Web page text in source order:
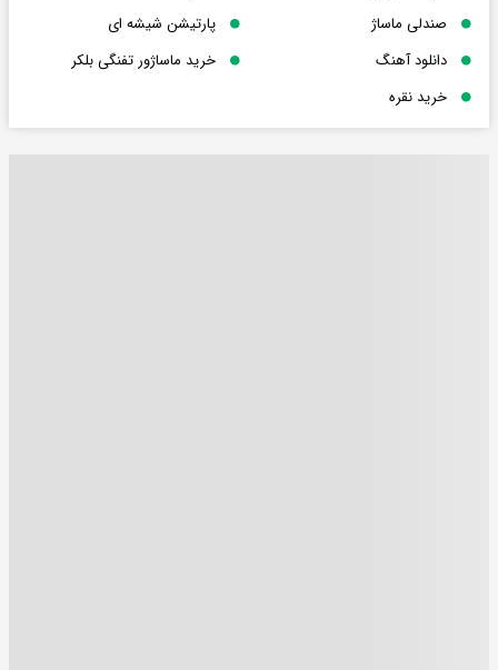
صندلی ماساژ
پارتیشن شیشه ای
دانلود آهنگ
خرید ماساژور تفنگی بلکر
خرید نقره